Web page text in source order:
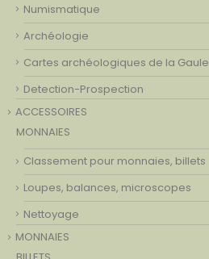
Numismatique
Archéologie
Cartes archéologiques de la Gaule
Detection-Prospection
ACCESSOIRES
MONNAIES
Classement pour monnaies, billets
Loupes, balances, microscopes
Nettoyage
MONNAIES